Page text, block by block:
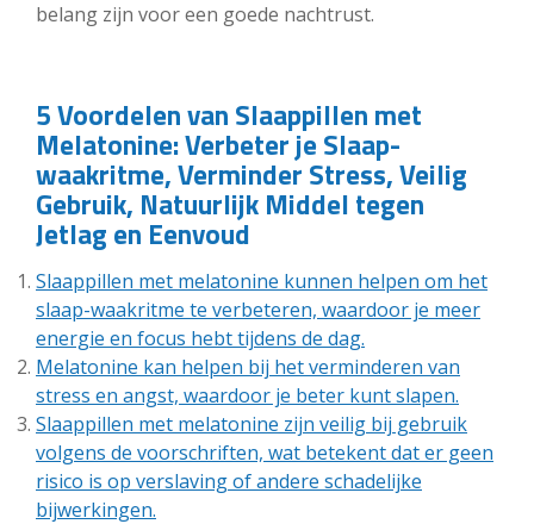
belang zijn voor een goede nachtrust.
5 Voordelen van Slaappillen met
Melatonine: Verbeter je Slaap-
waakritme, Verminder Stress, Veilig
Gebruik, Natuurlijk Middel tegen
Jetlag en Eenvoud
Slaappillen met melatonine kunnen helpen om het
slaap-waakritme te verbeteren, waardoor je meer
energie en focus hebt tijdens de dag.
Melatonine kan helpen bij het verminderen van
stress en angst, waardoor je beter kunt slapen.
Slaappillen met melatonine zijn veilig bij gebruik
volgens de voorschriften, wat betekent dat er geen
risico is op verslaving of andere schadelijke
bijwerkingen.